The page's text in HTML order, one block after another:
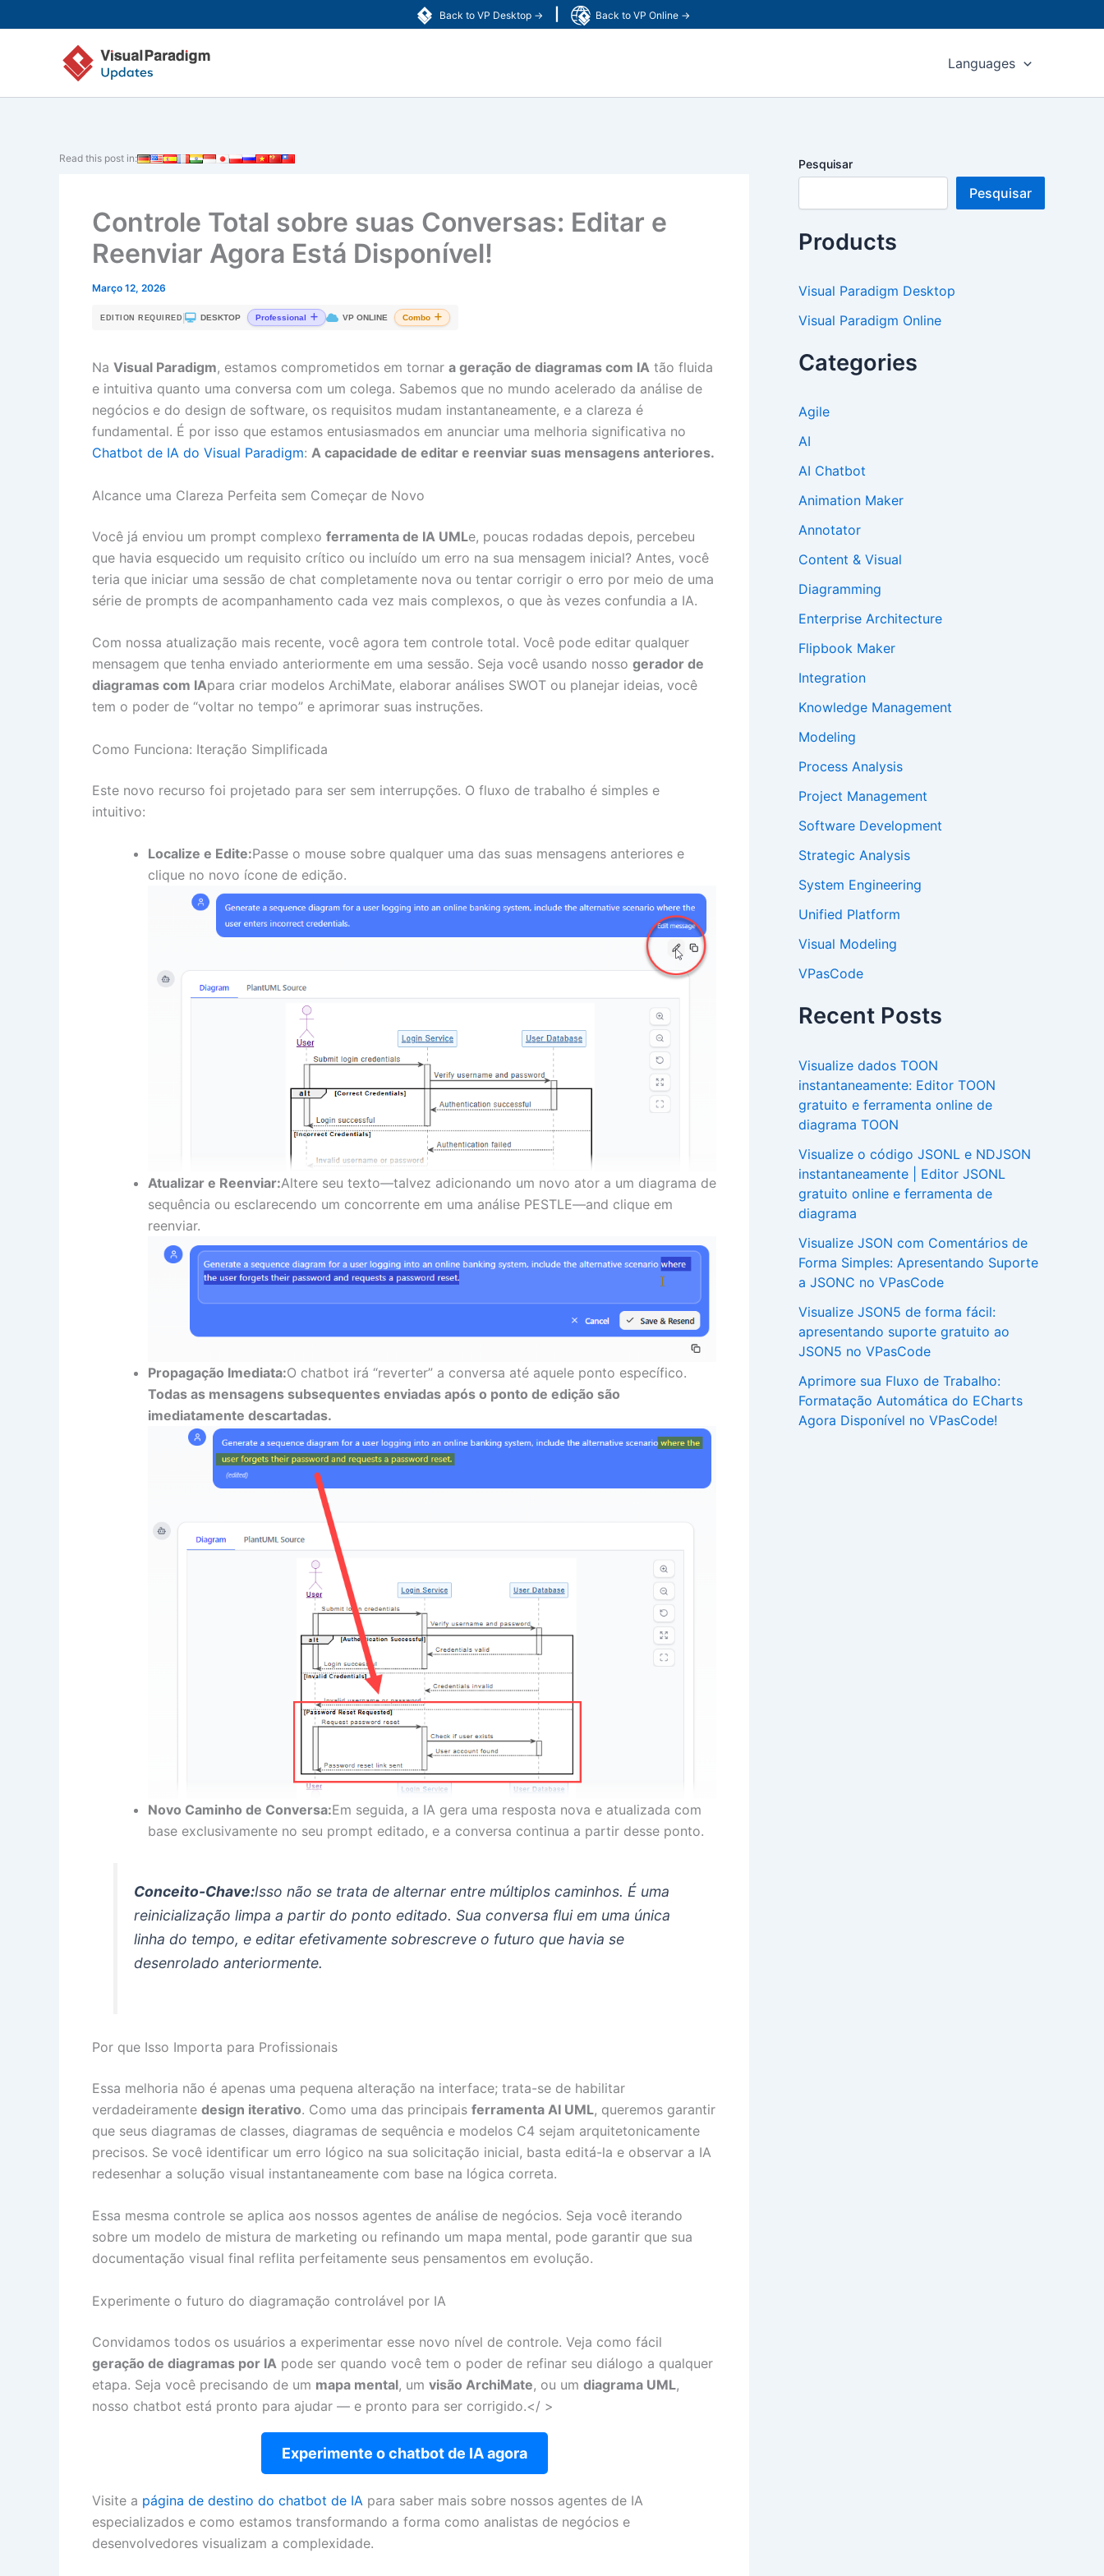
Back to VP Desktop → Back to VP Online →
to
Languages
Read this post in:
Controle Total sobre suas Conversas: Editar e
Reenviar Agora Está Disponível!
Março 12, 2026
EDITION REQUIRED DESKTOP Professional VP ONLINE Combo
Na Visual Paradigm, estamos comprometidos em tornar a geração de diagramas com IA tão fluida
e intuitiva quanto uma conversa com um colega. Sabemos que no mundo acelerado da análise de
negócios e do design de software, os requisitos mudam instantaneamente, e a clareza é
fundamental. É por isso que estamos entusiasmados em anunciar uma melhoria significativa no
Chatbot de IA do Visual Paradigm: A capacidade de editar e reenviar suas mensagens anteriores.
Alcance uma Clareza Perfeita sem Começar de Novo
Você já enviou um prompt complexo ferramenta de IA UMLe, poucas rodadas depois, percebeu
que havia esquecido um requisito crítico ou incluído um erro na sua mensagem inicial? Antes, você
teria que iniciar uma sessão de chat completamente nova ou tentar corrigir o erro por meio de uma
série de prompts de acompanhamento cada vez mais complexos, o que às vezes confundia a IA.
Com nossa atualização mais recente, você agora tem controle total. Você pode editar qualquer
mensagem que tenha enviado anteriormente em uma sessão. Seja você usando nosso gerador de
diagramas com IApara criar modelos ArchiMate, elaborar análises SWOT ou planejar ideias, você
tem o poder de “voltar no tempo” e aprimorar suas instruções.
Como Funciona: Iteração Simplificada
Este novo recurso foi projetado para ser sem interrupções. O fluxo de trabalho é simples e
intuitivo:
Localize e Edite:Passe o mouse sobre qualquer uma das suas mensagens anteriores e
clique no novo ícone de edição.
Atualizar e Reenviar:Altere seu texto—talvez adicionando um novo ator a um diagrama de
sequência ou esclarecendo um concorrente em uma análise PESTLE—and clique em
reenviar.
Propagação Imediata:O chatbot irá “reverter” a conversa até aquele ponto específico.
Todas as mensagens subsequentes enviadas após o ponto de edição são
imediatamente descartadas.
Novo Caminho de Conversa:Em seguida, a IA gera uma resposta nova e atualizada com
base exclusivamente no seu prompt editado, e a conversa continua a partir desse ponto.
Conceito-Chave:Isso não se trata de alternar entre múltiplos caminhos. É uma
reinicialização limpa a partir do ponto editado. Sua conversa flui em uma única
linha do tempo, e editar efetivamente sobrescreve o futuro que havia se
desenrolado anteriormente.
Por que Isso Importa para Profissionais
Essa melhoria não é apenas uma pequena alteração na interface; trata-se de habilitar
verdadeiramente design iterativo. Como uma das principais ferramenta AI UML, queremos garantir
que seus diagramas de classes, diagramas de sequência e modelos C4 sejam arquitetonicamente
precisos. Se você identificar um erro lógico na sua solicitação inicial, basta editá-la e observar a IA
redesenhar a solução visual instantaneamente com base na lógica correta.
Essa mesma controle se aplica aos nossos agentes de análise de negócios. Seja você iterando
sobre um modelo de mistura de marketing ou refinando um mapa mental, pode garantir que sua
documentação visual final reflita perfeitamente seus pensamentos em evolução.
Experimente o futuro do diagramação controlável por IA
Convidamos todos os usuários a experimentar esse novo nível de controle. Veja como fácil
geração de diagramas por IA pode ser quando você tem o poder de refinar seu diálogo a qualquer
etapa. Seja você precisando de um mapa mental, um visão ArchiMate, ou um diagrama UML,
nosso chatbot está pronto para ajudar — e pronto para ser corrigido.</ >
Experimente o chatbot de IA agora
Visite a página de destino do chatbot de IA para saber mais sobre nossos agentes de IA
especializados e como estamos transformando a forma como analistas de negócios e
desenvolvedores visualizam a complexidade.
Pesquisar
Pesquisar
Products
Visual Paradigm Desktop
Visual Paradigm Online
Categories
Agile
AI
AI Chatbot
Animation Maker
Annotator
Content & Visual
Diagramming
Enterprise Architecture
Flipbook Maker
Integration
Knowledge Management
Modeling
Process Analysis
Project Management
Software Development
Strategic Analysis
System Engineering
Unified Platform
Visual Modeling
VPasCode
Recent Posts
Visualize dados TOON
instantaneamente: Editor TOON
gratuito e ferramenta online de
diagrama TOON
Visualize o código JSONL e NDJSON
instantaneamente | Editor JSONL
gratuito online e ferramenta de
diagrama
Visualize JSON com Comentários de
Forma Simples: Apresentando Suporte
a JSONC no VPasCode
Visualize JSON5 de forma fácil:
apresentando suporte gratuito ao
JSON5 no VPasCode
Aprimore sua Fluxo de Trabalho:
Formatação Automática do ECharts
Agora Disponível no VPasCode!